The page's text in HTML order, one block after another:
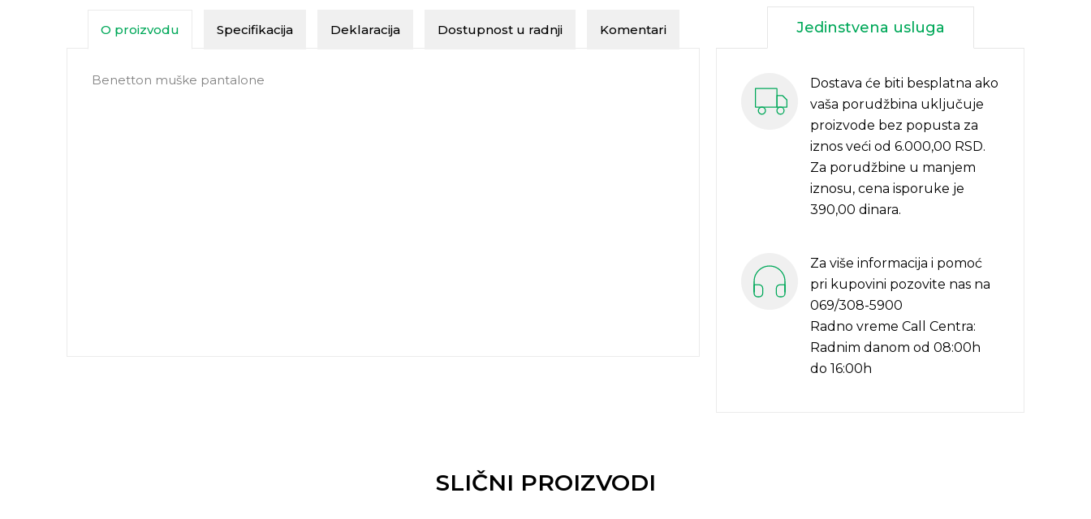
O proizvodu Specifikacija Deklaracija Dostupnost u radnji Komentari
Benetton muške pantalone
Jedinstvena usluga
Dostava će biti besplatna ako
vaša porudžbina uključuje
proizvode bez popusta za
iznos veći od 6.000,00 RSD.
Za porudžbine u manjem
iznosu, cena isporuke je
390,00 dinara.
Za više informacija i pomoć
pri kupovini pozovite nas na
069/308-5900
Radno vreme Call Centra:
Radnim danom od 08:00h
do 16:00h
SLIČNI PROIZVODI